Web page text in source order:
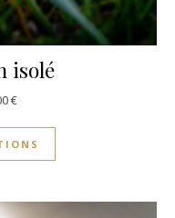
isolé
€